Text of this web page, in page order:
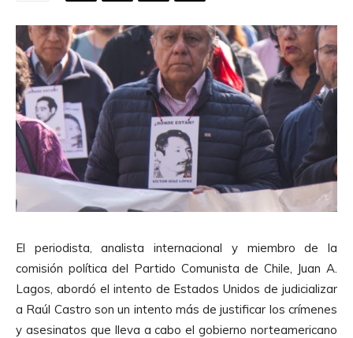
El periodista, analista internacional y miembro de la
comisión política del Partido Comunista de Chile, Juan A.
Lagos, abordó el intento de Estados Unidos de judicializar
a Raúl Castro son un intento más de justificar los crímenes
y asesinatos que lleva a cabo el gobierno norteamericano